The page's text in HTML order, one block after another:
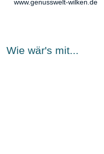
www.genusswelt-wilken.de
Wie wär's mit...